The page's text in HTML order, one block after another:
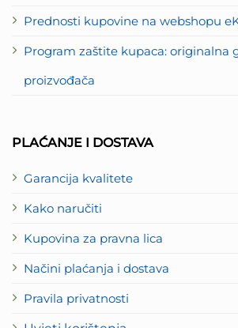
Prednosti kupovine na webshopu
Program zaštite kupaca: originalna
proizvođača
PLAĆANJE I DOSTAVA
Garancija kvalitete
Kako naručiti
Kupovina za pravna lica
Načini plaćanja i dostava
Pravila privatnosti